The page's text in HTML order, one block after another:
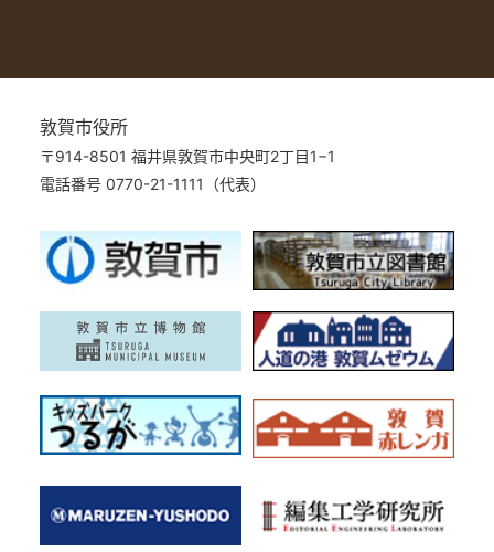
敦賀市役所
〒914-8501 福井県敦賀市中央町2丁目1−1
電話番号 0770-21-1111（代表）